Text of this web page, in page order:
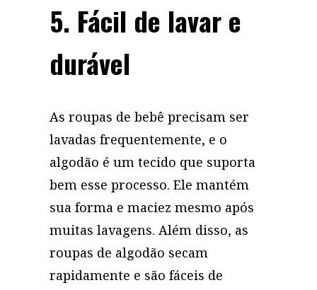
5. Fácil de lavar e
durável
As roupas de bebê precisam ser
lavadas frequentemente, e o
algodão é um tecido que suporta
bem esse processo. Ele mantém
sua forma e maciez mesmo após
muitas lavagens. Além disso, as
roupas de algodão secam
rapidamente e são fáceis de